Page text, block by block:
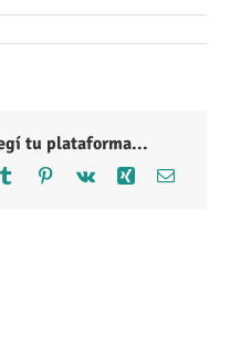
tu plataforma...
Tumblr Pinterest
Vk Xing Correo